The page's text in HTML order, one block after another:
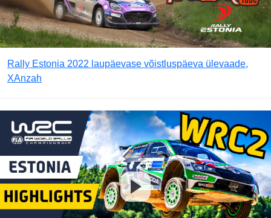
Rally Estonia 2022 laupäevase võistluspäeva ülevaade,
XAnzah